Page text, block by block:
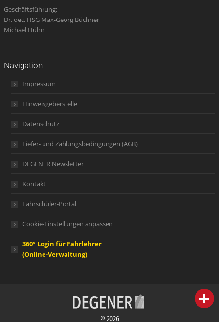
Geschäftsführung:
Dr. oec. HSG Max-Georg Büchner
Michael Hühn
Navigation
Impressum
Hinweisgeberstelle
Datenschutz
Liefer- und Zahlungsbedingungen (AGB)
DEGENER Newsletter
Kontakt
Fahrschüler-Portal
Cookie-Einstellungen anpassen
360° Login für Fahrlehrer
(Online-Verwaltung)
© 2026
person IHR FACHBERATER
campaign